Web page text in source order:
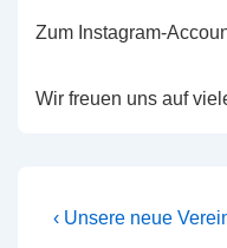
Zum Instagram-
Wir freuen uns auf
Vorheriger
‹ Unsere neue